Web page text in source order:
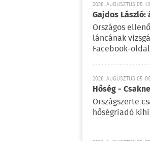
2026. AUGUSZTUS 05.
Gajdos
Országos
láncának
Facebook-
2026. AUGUSZTUS 05.
Hőség -
Országszerte
hőségriadó